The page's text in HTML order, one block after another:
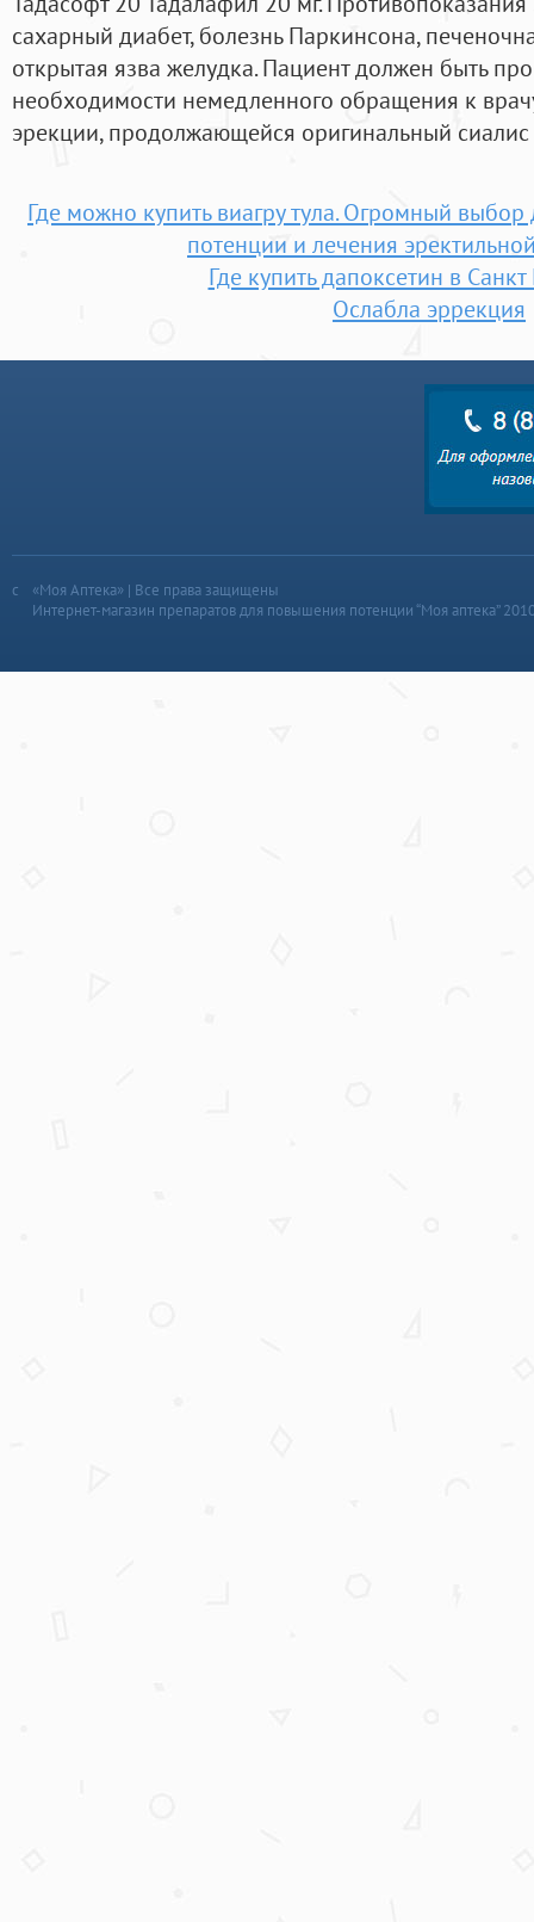
сахарный диабет, болезнь Паркинсона,
открытая язва желудка. Пациент должен быть
необходимости немедленного обращения к
эрекции, продолжающейся оригинальный сиалис
Где можно купить виагру тула. Огромный
потенции и лечения
Где купить дапоксетин в
Ослабла эррекция
«Моя Аптека» | Все права защищены
Интернет-магазин препаратов для повышения потенции “Моя аптека”